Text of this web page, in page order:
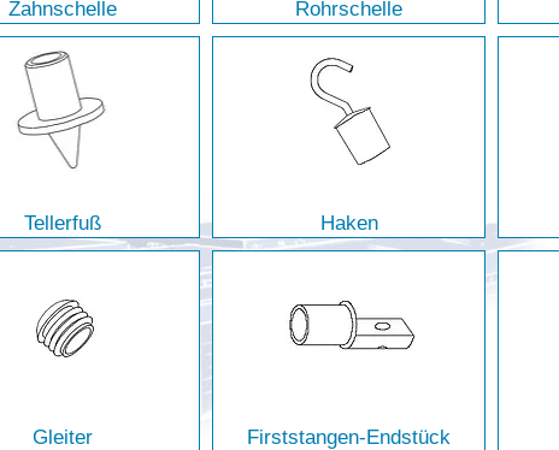
Zahnschelle Rohrschelle
Tellerfuß Haken
Gleiter Firststangen-Endstück